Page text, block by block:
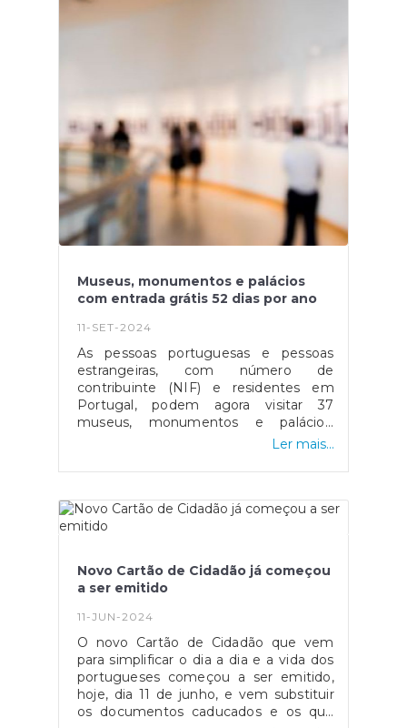
Museus, monumentos e palácios
com entrada grátis 52 dias por ano
11-SET-2024
As pessoas portuguesas e pessoas
estrangeiras, com número de
contribuinte (NIF) e residentes em
Portugal, podem agora visitar 37
museus, monumentos e palácios,
gratuitamente, 52 dias por ano e em
medida, lançada a 1 de agosto, veio
permitia a entrada sem custos aos
domingos e feriados.Para se ter direito
na bilheteira o documento de
identificação e o número de
contribuinte, na primeira visita que se
fizer num determinado dia. Ao longo
ou outro, as vezes que se quiser. Em
cada entrada, só é preciso voltar a
mostrar o documento de identificação
e o número de contribuinte. Ao todo,
tem-se direito a 52 dias por ano de
Ler mais...
Novo Cartão de Cidadão já começou
a ser emitido
11-JUN-2024
O novo Cartão de Cidadão que vem
para simplificar o dia a dia e a vida dos
portugueses começou a ser emitido,
hoje, dia 11 de junho, e vem substituir
os documentos caducados e os que